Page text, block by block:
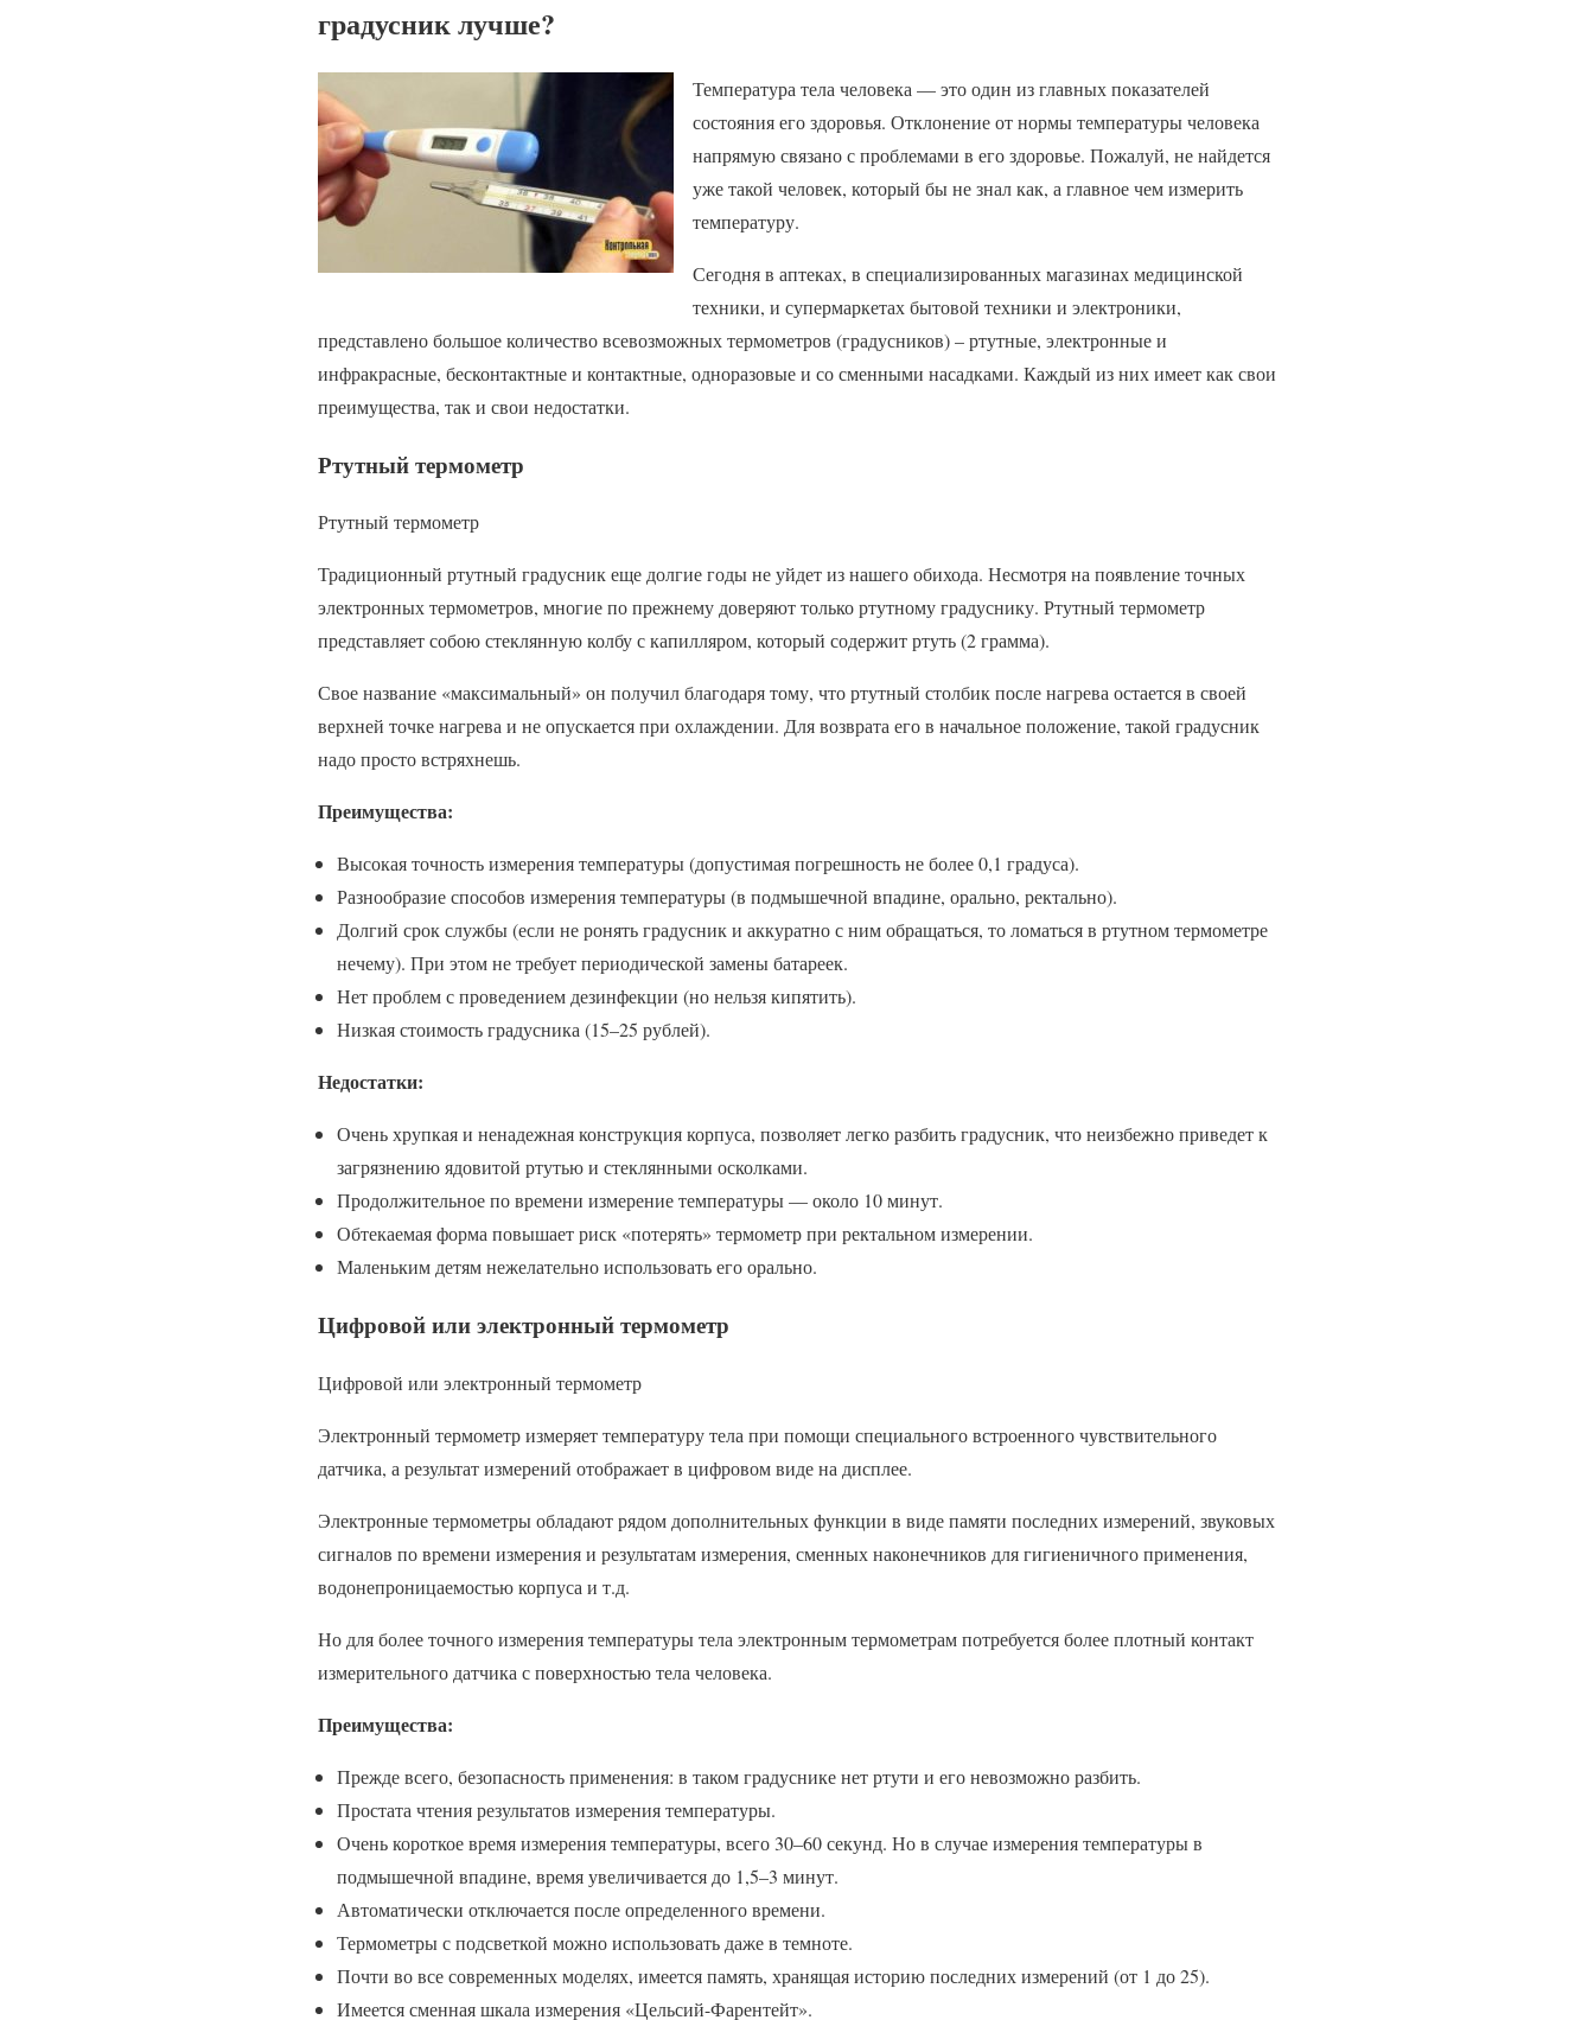
градусник лучше?
Температура тела человека — это один из главных показателей
состояния его здоровья. Отклонение от нормы температуры человека
напрямую связано с проблемами в его здоровье. Пожалуй, не найдется
уже такой человек, который бы не знал как, а главное чем измерить
температуру.
Сегодня в аптеках, в специализированных магазинах медицинской
техники, и супермаркетах бытовой техники и электроники,
представлено большое количество всевозможных термометров (градусников) – ртутные, электронные и
инфракрасные, бесконтактные и контактные, одноразовые и со сменными насадками. Каждый из них имеет как свои
преимущества, так и свои недостатки.
Ртутный термометр
Ртутный термометр
Традиционный ртутный градусник еще долгие годы не уйдет из нашего обихода. Несмотря на появление точных
электронных термометров, многие по прежнему доверяют только ртутному градуснику. Ртутный термометр
представляет собою стеклянную колбу с капилляром, который содержит ртуть (2 грамма).
Свое название «максимальный» он получил благодаря тому, что ртутный столбик после нагрева остается в своей
верхней точке нагрева и не опускается при охлаждении. Для возврата его в начальное положение, такой градусник
надо просто встряхнешь.
Преимущества:
Высокая точность измерения температуры (допустимая погрешность не более 0,1 градуса).
Разнообразие способов измерения температуры (в подмышечной впадине, орально, ректально).
Долгий срок службы (если не ронять градусник и аккуратно с ним обращаться, то ломаться в ртутном термометре
нечему). При этом не требует периодической замены батареек.
Нет проблем с проведением дезинфекции (но нельзя кипятить).
Низкая стоимость градусника (15–25 рублей).
Недостатки:
Очень хрупкая и ненадежная конструкция корпуса, позволяет легко разбить градусник, что неизбежно приведет к
загрязнению ядовитой ртутью и стеклянными осколками.
Продолжительное по времени измерение температуры — около 10 минут.
Обтекаемая форма повышает риск «потерять» термометр при ректальном измерении.
Маленьким детям нежелательно использовать его орально.
Цифровой или электронный термометр
Цифровой или электронный термометр
Электронный термометр измеряет температуру тела при помощи специального встроенного чувствительного
датчика, а результат измерений отображает в цифровом виде на дисплее.
Электронные термометры обладают рядом дополнительных функции в виде памяти последних измерений, звуковых
сигналов по времени измерения и результатам измерения, сменных наконечников для гигиеничного применения,
водонепроницаемостью корпуса и т.д.
Но для более точного измерения температуры тела электронным термометрам потребуется более плотный контакт
измерительного датчика с поверхностью тела человека.
Преимущества:
Прежде всего, безопасность применения: в таком градуснике нет ртути и его невозможно разбить.
Простата чтения результатов измерения температуры.
Очень короткое время измерения температуры, всего 30–60 секунд. Но в случае измерения температуры в
подмышечной впадине, время увеличивается до 1,5–3 минут.
Автоматически отключается после определенного времени.
Термометры с подсветкой можно использовать даже в темноте.
Почти во все современных моделях, имеется память, хранящая историю последних измерений (от 1 до 25).
Имеется сменная шкала измерения «Цельсий-Фарентейт».